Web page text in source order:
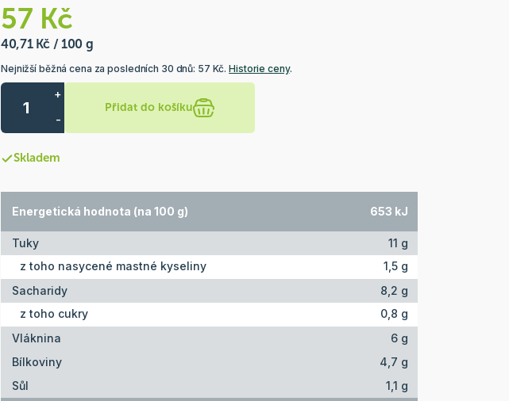
57 Kč
40,71 Kč / 100 g
Nejnižší běžná cena za posledních 30 dnů: 57 Kč.Historie ceny.
+
-
Přidat do košíku
Skladem
Energetická hodnota (na 100 g) 653 kJ
Tuky
11 g
z toho nasycené mastné kyseliny
1,5 g
Sacharidy
8,2 g
z toho cukry
0,8 g
Vláknina
6 g
Bílkoviny
4,7 g
Sůl
1,1 g